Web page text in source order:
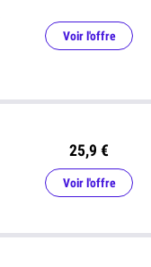
25,9 €
Voir l'offre
Voir l'offre